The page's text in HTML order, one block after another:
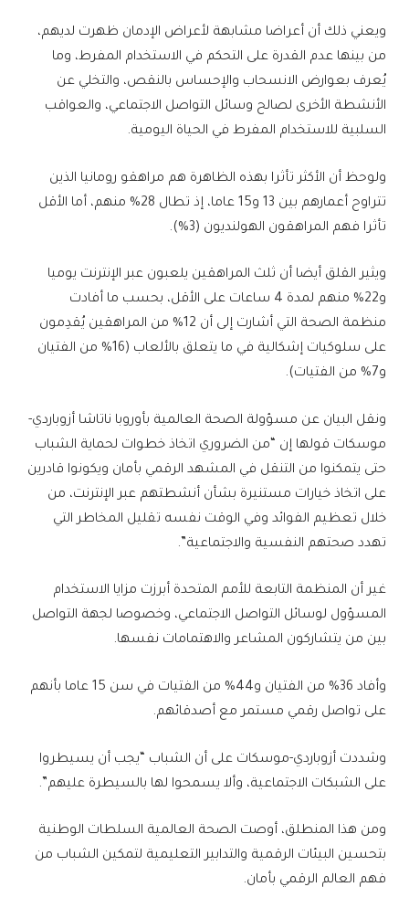
ويعني ذلك أن أعراضا مشابهة لأعراض الإدمان ظهرت لديهم،
من بينها عدم القدرة على التحكم في الاستخدام المفرط، وما
يُعرف بعوارض الانسحاب والإحساس بالنقص، والتخلي عن
الأنشطة الأخرى لصالح وسائل التواصل الاجتماعي، والعواقب
السلبية للاستخدام المفرط في الحياة اليومية.
ولوحظ أن الأكثر تأثرا بهذه الظاهرة هم مراهقو رومانيا الذين
تتراوح أعمارهم بين 13 و15 عاما، إذ تطال 28% منهم، أما الأقل
تأثرا فهم المراهقون الهولنديون (3%).
ويثير القلق أيضا أن ثلث المراهقين يلعبون عبر الإنترنت يوميا
و22% منهم لمدة 4 ساعات على الأقل، بحسب ما أفادت
منظمة الصحة التي أشارت إلى أن 12% من المراهقين يُقدِمون
على سلوكيات إشكالية في ما يتعلق بالألعاب (16% من الفتيان
و7% من الفتيات).
ونقل البيان عن مسؤولة الصحة العالمية بأوروبا ناتاشا أزوباردي-
موسكات قولها إن “من الضروري اتخاذ خطوات لحماية الشباب
حتى يتمكنوا من التنقل في المشهد الرقمي بأمان ويكونوا قادرين
على اتخاذ خيارات مستنيرة بشأن أنشطتهم عبر الإنترنت، من
خلال تعظيم الفوائد وفي الوقت نفسه تقليل المخاطر التي
تهدد صحتهم النفسية والاجتماعية”.
غير أن المنظمة التابعة للأمم المتحدة أبرزت مزايا الاستخدام
المسؤول لوسائل التواصل الاجتماعي، وخصوصا لجهة التواصل
بين من يتشاركون المشاعر والاهتمامات نفسها.
وأفاد 36% من الفتيان و44% من الفتيات في سن 15 عاما بأنهم
على تواصل رقمي مستمر مع أصدقائهم.
وشددت أزوباردي-موسكات على أن الشباب “يجب أن يسيطروا
على الشبكات الاجتماعية، وألا يسمحوا لها بالسيطرة عليهم”.
ومن هذا المنطلق، أوصت الصحة العالمية السلطات الوطنية
بتحسين البيئات الرقمية والتدابير التعليمية لتمكين الشباب من
فهم العالم الرقمي بأمان.